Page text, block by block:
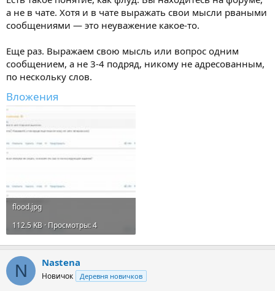
а не в чате. Хотя и в чате выражать свои мысли рваными
сообщениями — это неуважение какое-то.
Еще раз. Выражаем свою мысль или вопрос одним
сообщением, а не 3-4 подряд, никому не адресованным,
по нескольку слов.
Вложения
flood.jpg
112.5 KB · Просмотры: 4
N Nastena
Новичок Деревня новичков